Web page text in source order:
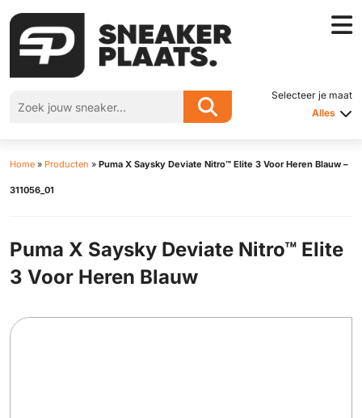
Selecteer je maat
Alles
Home » Producten » Puma X Saysky Deviate Nitro™ Elite 3 Voor Heren Blauw –
311056_01
Puma X Saysky Deviate Nitro™ Elite
3 Voor Heren Blauw